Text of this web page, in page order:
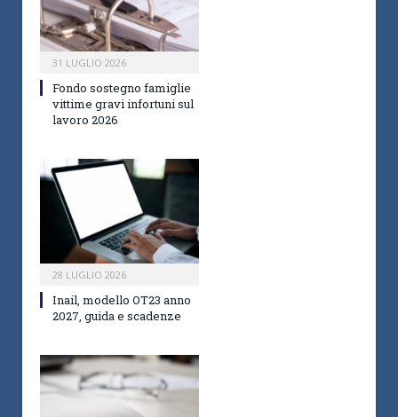
31 LUGLIO 2026
Fondo sostegno famiglie
vittime gravi infortuni sul
lavoro 2026
28 LUGLIO 2026
Inail, modello OT23 anno
2027, guida e scadenze